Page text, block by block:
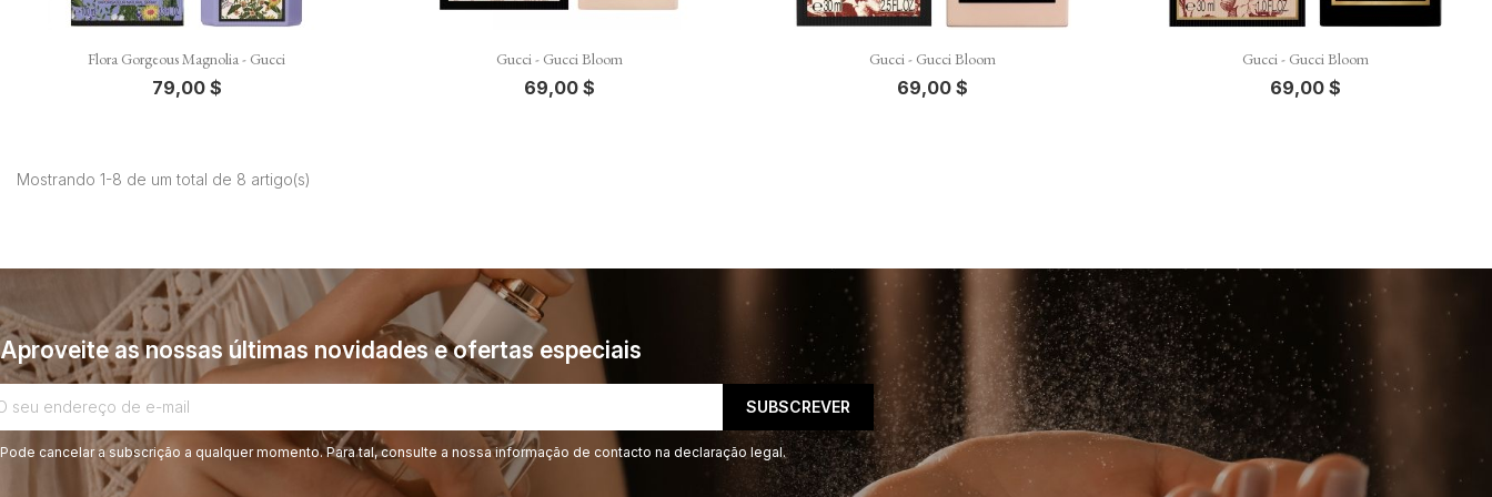
Vista rápida
Flora Gorgeous Magnolia - Gucci
79,00 $
Vista rápida
Gucci - Gucci Bloom
69,00 $
Vista rápida
Gucci - Gucci Bloom
69,00 $
Vista rápida
Gucci - Gucci Bloom
69,00 $
Mostrando 1-8 de um total de 8 artigo(s)
Aproveite as nossas últimas novidades e ofertas especiais
Pode cancelar a subscrição a qualquer momento. Para tal, consulte a nossa informação de contacto na declaração legal.